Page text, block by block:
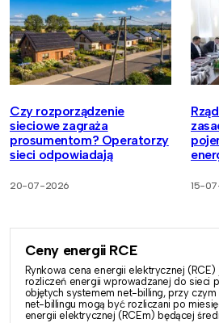
Czy rozporządzenie
sieciowe zagraża
prosumentom? Operatorzy
sieci odpowiadają
20-07-2026 15-
Ceny energii RCE
Rynkowa cena energii elektrycznej
rozliczeń energii wprowadzanej do sieci
objętych systemem net-billing, przy
net-billingu mogą być rozliczani po
energii elektrycznej (RCEm) będącej